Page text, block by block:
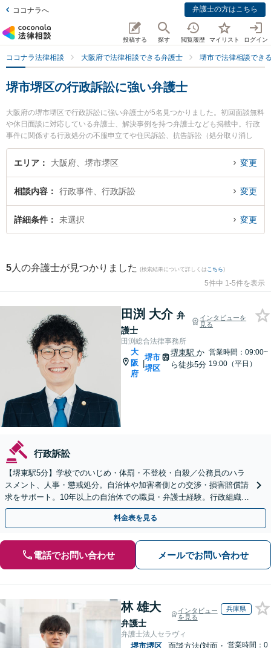
ココナラへ 弁護士の方はこちら
投稿する 探す 閲覧履歴 マイリスト ログイン
ココナラ法律相談 大阪府で法律相談できる弁護士 堺市で法律相談でき
堺市堺区の行政訴訟に強い弁護士
大阪府の堺市堺区で行政訴訟に強い弁護士が5名見つかりました。初回面談無料
や休日面談に対応している弁護士、解決事例を持つ弁護士なども掲載中。行政
事件に関係する行政処分の不服申立てや住民訴訟、抗告訴訟（処分取り消し
等）等の細かな分野での絞り込み検索もでき便利です。特に田渕総合法律事務
所の田渕 大介弁護士や堺中央法律事務所の野田 雅史弁護士、堺駅前法律事務所
に相談したい』『行政訴訟のトラブル解決の実績豊富な近くの弁護士を検索し
たい』『初回相談無料で行政訴訟を法律相談できる堺市堺区内の弁護士に相談
予約したい』などでお困りの相談者さんにおすすめです。
エリア 大阪府、堺市堺区 変更
相談内容 行政事件、行政訴訟 変更
詳細条件 未選択 変更
5 人の弁護士が見つかりました (検索結果について詳しくは こちら)
5件中 1-5件を表示
田渕 大介 弁
護士
インタビューを
見る
田渕総合法律事務所
大
阪
府
|
堺市
堺区
堺東駅か
ら徒歩5分
営業時間：09:00~
19:00（平日）
行政訴訟
【堺東駅5分】学校でのいじめ・体罰・不登校・自殺／公務員のハラ
スメント、人事・懲戒処分。自治体や加害者側との交渉・損害賠償請
求をサポート。10年以上の自治体での職員・弁護士経験。行政組織の
動きを見据えて解決策をご提案【オンライン可】
料金表を見る
電話でお問い合わせ メールでお問い合わせ
林 雄大
弁護士
インタビュー
を見る
兵庫県
弁護士法人セラヴィ
堺市堺区
面談方法(対面・ 営業時間：0